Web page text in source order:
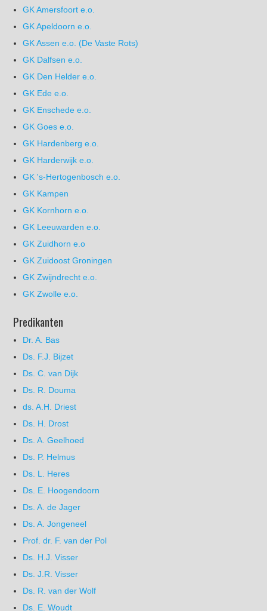
GK Amersfoort e.o.
GK Apeldoorn e.o.
GK Assen e.o. (De Vaste Rots)
GK Dalfsen e.o.
GK Den Helder e.o.
GK Ede e.o.
GK Enschede e.o.
GK Goes e.o.
GK Hardenberg e.o.
GK Harderwijk e.o.
GK 's-Hertogenbosch e.o.
GK Kampen
GK Kornhorn e.o.
GK Leeuwarden e.o.
GK Zuidhorn e.o
GK Zuidoost Groningen
GK Zwijndrecht e.o.
GK Zwolle e.o.
Predikanten
Dr. A. Bas
Ds. F.J. Bijzet
Ds. C. van Dijk
Ds. R. Douma
ds. A.H. Driest
Ds. H. Drost
Ds. A. Geelhoed
Ds. P. Helmus
Ds. L. Heres
Ds. E. Hoogendoorn
Ds. A. de Jager
Ds. A. Jongeneel
Prof. dr. F. van der Pol
Ds. H.J. Visser
Ds. J.R. Visser
Ds. R. van der Wolf
Ds. E. Woudt